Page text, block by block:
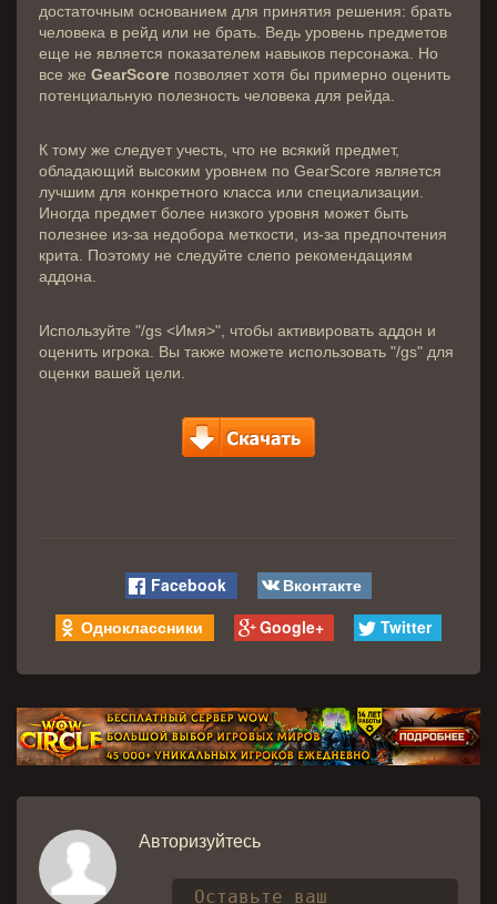
достаточным основанием для принятия решения: брать
человека в рейд или не брать. Ведь уровень предметов
еще не является показателем навыков персонажа. Но
все же GearScore позволяет хотя бы примерно оценить
потенциальную полезность человека для рейда.
К тому же следует учесть, что не всякий предмет,
обладающий высоким уровнем по GearScore является
лучшим для конкретного класса или специализации.
Иногда предмет более низкого уровня может быть
полезнее из-за недобора меткости, из-за предпочтения
крита. Поэтому не следуйте слепо рекомендациям
аддона.
Используйте "/gs <Имя>", чтобы активировать аддон и
оценить игрока. Вы также можете использовать "/gs" для
оценки вашей цели.
Facebook
Вконтакте
Одноклассники
Google+ Twitter
Авторизуйтесь